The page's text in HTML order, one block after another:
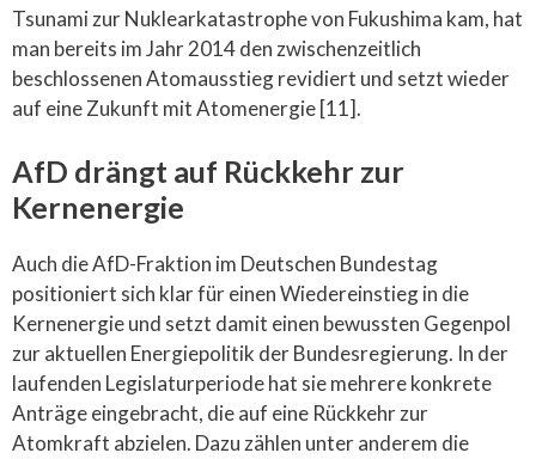
Tsunami zur Nuklearkatastrophe von Fukushima kam, hat
man bereits im Jahr 2014 den zwischenzeitlich
beschlossenen Atomausstieg revidiert und setzt wieder
auf eine Zukunft mit Atomenergie [11].
AfD drängt auf Rückkehr zur
Kernenergie
Auch die AfD-Fraktion im Deutschen Bundestag
positioniert sich klar für einen Wiedereinstieg in die
Kernenergie und setzt damit einen bewussten Gegenpol
zur aktuellen Energiepolitik der Bundesregierung. In der
laufenden Legislaturperiode hat sie mehrere konkrete
Anträge eingebracht, die auf eine Rückkehr zur
Atomkraft abzielen. Dazu zählen unter anderem die